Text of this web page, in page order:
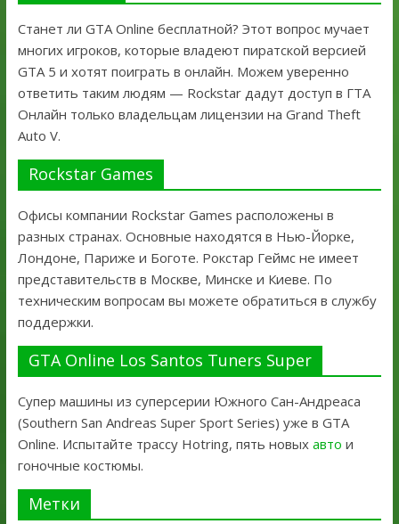
Станет ли GTA Online бесплатной? Этот вопрос мучает
многих игроков, которые владеют пиратской версией
GTA 5 и хотят поиграть в онлайн. Можем уверенно
ответить таким людям — Rockstar дадут доступ в ГТА
Онлайн только владельцам лицензии на Grand Theft
Auto V.
Rockstar Games
Офисы компании Rockstar Games расположены в
разных странах. Основные находятся в Нью-Йорке,
Лондоне, Париже и Боготе. Рокстар Геймс не имеет
представительств в Москве, Минске и Киеве. По
техническим вопросам вы можете обратиться в службу
поддержки.
GTA Online Los Santos Tuners Super
Супер машины из суперсерии Южного Сан-Андреаса
(Southern San Andreas Super Sport Series) уже в GTA
Online. Испытайте трассу Hotring, пять новых авто и
гоночные костюмы.
Метки